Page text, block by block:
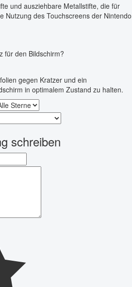
und ausziehbare Metallstifte, die für
Nutzung des Touchscreens der Nintendo
für den Bildschirm?
gegen Kratzer und ein
in optimalem Zustand zu halten.
schreiben